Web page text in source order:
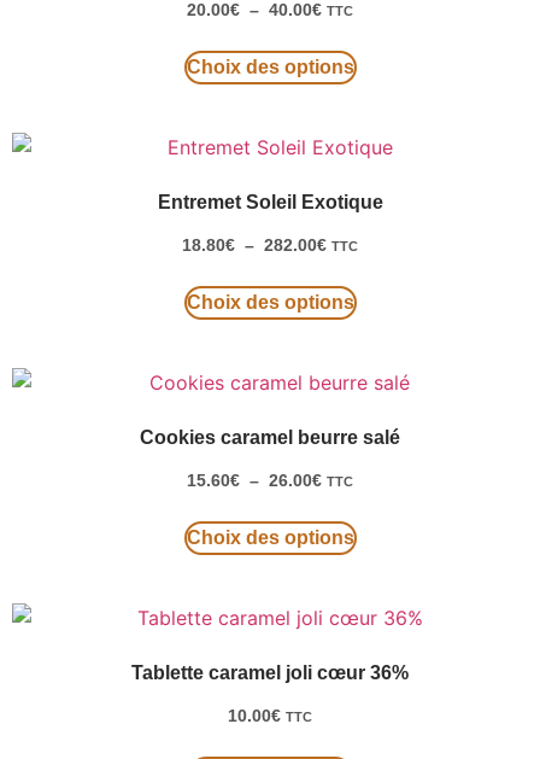
20.00€ – 40.00€ TTC
Choix des options
Entremet Soleil Exotique
18.80€ – 282.00€ TTC
Choix des options
Cookies caramel beurre salé
15.60€ – 26.00€ TTC
Choix des options
Tablette caramel joli cœur 36%
10.00€ TTC